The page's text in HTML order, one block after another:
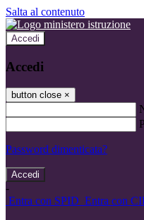
Salta al contenuto
Accedi
Accedi
button close ×
Password dimenticata?
-
Entra con SPID Entra con